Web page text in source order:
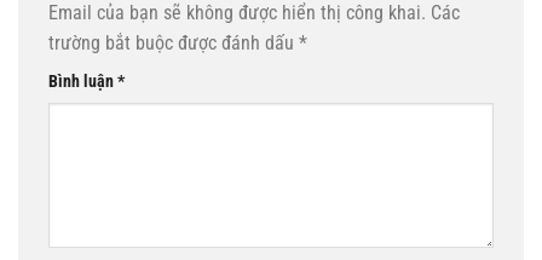
Email của bạn sẽ không được hiển thị công khai. Các
trường bắt buộc được đánh dấu *
Bình luận*